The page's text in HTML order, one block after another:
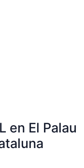
en El Palau